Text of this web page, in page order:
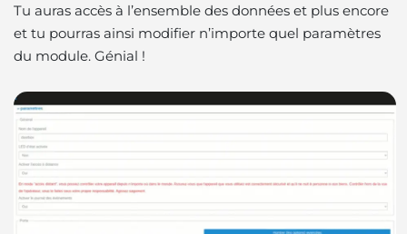
Tu auras accès à l’ensemble des données et plus encore
et tu pourras ainsi modifier n’importe quel paramètres
du module. Génial !